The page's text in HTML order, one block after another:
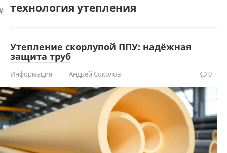
технология утепления
Утепление скорлупой ППУ: надёжная
защита труб
Информация Андрей Соколов 0